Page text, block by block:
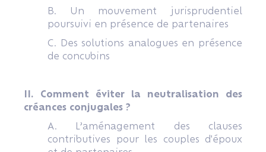
B. Un mouvement jurisprudentiel
poursuivi en présence de partenaires
C. Des solutions analogues en présence
de concubins
II. Comment éviter la neutralisation des
créances conjugales ?
A. L’aménagement des clauses
contributives pour les couples d'époux